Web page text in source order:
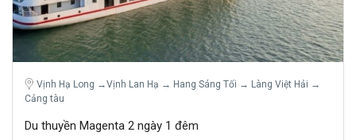
Vịnh Hạ Long →Vịnh Lan Hạ → Hang Sáng Tối → Làng Việt Hải →
Cảng tàu
Du thuyền Magenta 2 ngày 1 đêm